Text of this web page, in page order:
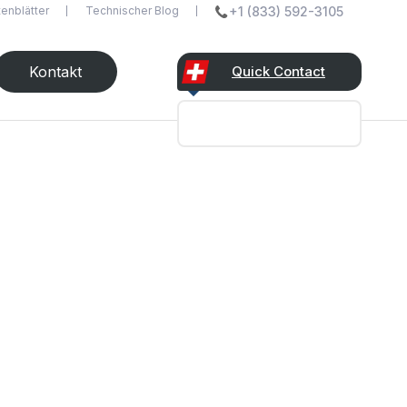
Technischer Blog +1 (833) 592-3105
Kontakt Quick Contact